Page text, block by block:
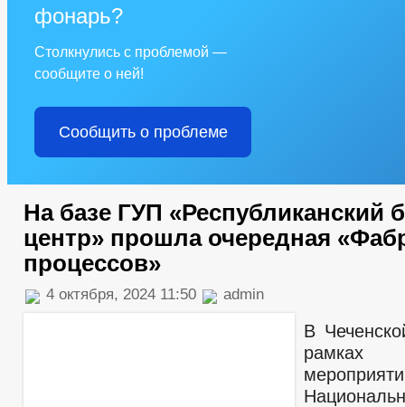
фонарь?
Столкнулись с проблемой —
сообщите о ней!
Сообщить о проблеме
На базе ГУП «Республиканский
центр» прошла очередная
процессов»
4 октября, 2024 11:50 admin
В
рамках